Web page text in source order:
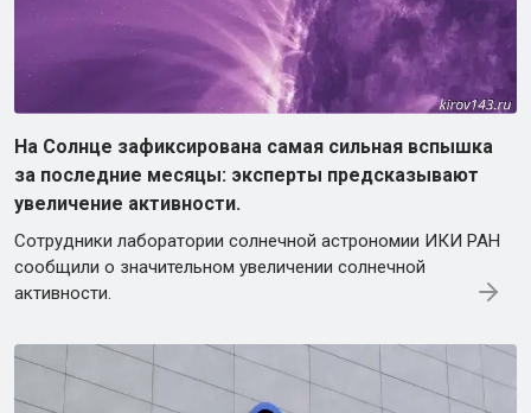
На Солнце зафиксирована самая сильная вспышка
за последние месяцы: эксперты предсказывают
увеличение активности.
Сотрудники лаборатории солнечной астрономии ИКИ РАН
сообщили о значительном увеличении солнечной
активности.